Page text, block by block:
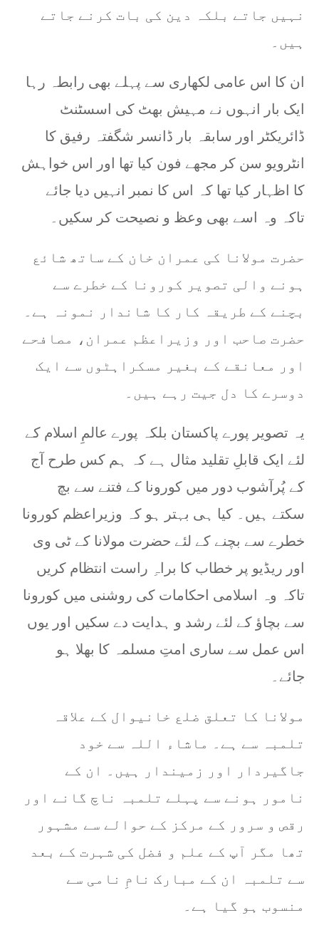
نہیں جاتے بلکہ دین کی بات کرنے جاتے
ہیں۔
ان کا اس عامی لکھاری سے پہلے بھی رابطہ رہا
ایک بار انہوں نے مہیش بھٹ کی اسسٹنٹ
ڈائریکٹر اور سابقہ بار ڈانسر شگفتہ رفیق کا
انٹرویو سن کر مجھے فون کیا تھا اور اس خواہش
کا اظہار کیا تھا کہ اس کا نمبر انہیں دیا جائے
تاکہ وہ اسے بھی وعظ و نصیحت کر سکیں۔
حضرت مولانا کی عمران خان کے ساتھ شائع
ہونے والی تصویر کورونا کے خطرے سے
بچنے کے طریقہ کار کا شاندار نمونہ ہے۔
حضرت صاحب اور وزیراعظم عمران، مصافحے
اور معانقے کے بغیر مسکراہٹوں سے ایک
دوسرے کا دل جیت رہے ہیں۔
یہ تصویر پورے پاکستان بلکہ پورے عالمِ اسلام کے
لئے ایک قابلِ تقلید مثال ہے کہ ہم کس طرح آج
کے پُرآشوب دور میں کورونا کے فتنے سے بچ
سکتے ہیں۔ کیا ہی بہتر ہو کہ وزیراعظم کورونا
خطرے سے بچنے کے لئے حضرت مولانا کے ٹی وی
اور ریڈیو پر خطاب کا براہِ راست انتظام کریں
تاکہ وہ اسلامی احکامات کی روشنی میں کورونا
سے بچاؤ کے لئے رشد و ہدایت دے سکیں اور یوں
اس عمل سے ساری امتِ مسلمہ کا بھلا ہو
جائے۔
مولانا کا تعلق ضلع خانیوال کے علاقہ
تلمبہ سے ہے۔ ماشاء اللہ سے خود
جاگیردار اور زمیندار ہیں۔ ان کے
نامور ہونے سے پہلے تلمبہ ناچ گانے اور
رقص و سرور کے مرکز کے حوالے سے مشہور
تھا مگر آپ کے علم و فضل کی شہرت کے بعد
سے تلمبہ ان کے مبارک نامِ نامی سے
منسوب ہو گیا ہے۔